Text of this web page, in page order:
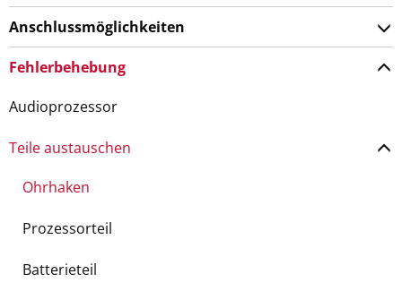
Anschlussmöglichkeiten
Fehlerbehebung
Audioprozessor
Teile austauschen
Ohrhaken
Prozessorteil
Batterieteil